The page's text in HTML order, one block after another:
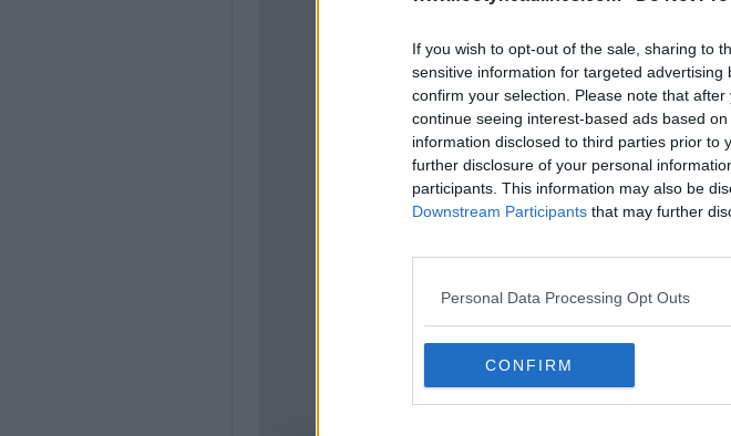
If you wish to opt-out of the sale, sharing to
sensitive information for targeted
confirm your selection. Please note that
continue seeing interest-based ads based
information disclosed to third parties prior to
further disclosure of your personal
participants. This information may also be
Downstream Participants that may further
Personal Data Processing Opt Outs
CONFIRM